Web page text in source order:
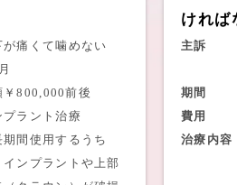
が痛くて噛めない
￥800,000前後
プラント治療
期間使用するうち
インプラントや上部
ければ
主訴
期間
費用
治療内容